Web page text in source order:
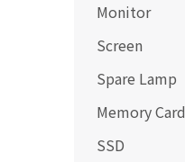
Monitor
Screen
Spare Lamp
Memory Card
SSD